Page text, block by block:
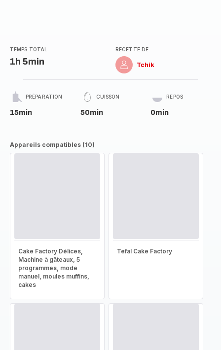
TEMPS TOTAL
1h 5min
RECETTE DE
Tchik
PRÉPARATION
15min
CUISSON
50min
REPOS
0min
Appareils compatibles (10)
Cake Factory Délices,
Machine à gâteaux, 5
programmes, mode
manuel, moules muffins,
cakes
Tefal Cake Factory